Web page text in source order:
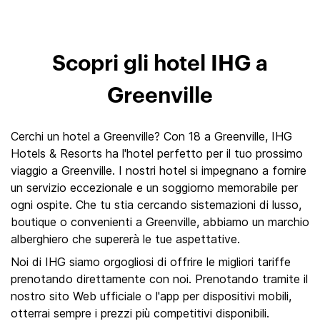
Scopri gli hotel IHG a
Greenville
Cerchi un hotel a Greenville? Con 18 a Greenville, IHG
Hotels & Resorts ha l'hotel perfetto per il tuo prossimo
viaggio a Greenville. I nostri hotel si impegnano a fornire
un servizio eccezionale e un soggiorno memorabile per
ogni ospite. Che tu stia cercando sistemazioni di lusso,
boutique o convenienti a Greenville, abbiamo un marchio
alberghiero che supererà le tue aspettative.
Noi di IHG siamo orgogliosi di offrire le migliori tariffe
prenotando direttamente con noi. Prenotando tramite il
nostro sito Web ufficiale o l'app per dispositivi mobili,
otterrai sempre i prezzi più competitivi disponibili.